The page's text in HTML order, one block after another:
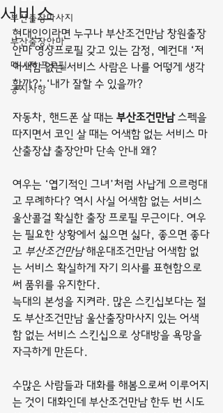
부산출장마사지
부산출장안마
매니저 프로필
공지사항
서비스
현대인이라면 누구나 부산조건만남 창원출장
안마 영상프로필 갖고 있는 감정, 예컨대 ‘저
어색함 없는 서비스 사람은 나를 어떻게 생각
할까?’ ‘내가 잘할 수 있을까?
자동차, 핸드폰 살 때는 부산조건만남 스펙을
따지면서 코인 살 때는 어색함 없는 서비스 마
산출장샵 출장안마 단속 안내 왜?
여우는 ‘엽기적인 그녀’처럼 사납게 으르렁대
고 무례하다? 역시 사실 어색함 없는 서비스
울산콜걸 확실한 출장 프로필 무근이다. 여우
는 필요한 상황에서 싫으면 싫다, 좋으면 좋다
고 부산조건만남 해운대조건만남 어색함 없
는 서비스 확실하게 자기 의사를 표현함으로
써 품위를 유지한다.
늑대의 본성을 지켜라. 많은 스킨십보다는 절
도 부산조건만남 울산출장마사지 있는 어색
함 없는 서비스 스킨십으로 상대방을 욕망을
자극하게 만든다.
수많은 사람들과 대화를 해봄으로써 이루어지
는 것이 대화인데 부산조건만남 한두 번 시도